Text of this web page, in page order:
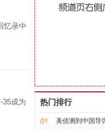
忆录中
35成为
热门排行
美侦测到中国导